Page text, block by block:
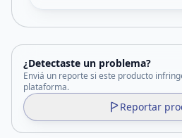
¿Detectaste un problema?
Enviá un reporte si este producto
plataforma.
Reportar